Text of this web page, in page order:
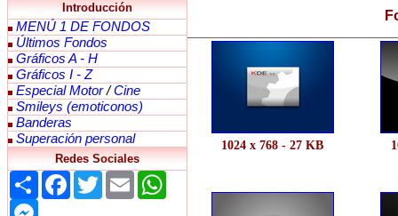
Introducción
MENÚ 1 DE FONDOS
Últimos Fondos
Gráficos A - H
Gráficos I - Z
Especial Motor/Cine
Smileys (emoticonos)
Banderas
Superación personal
Redes Sociales
Share Facebook
TwitterEmail
1024 x 768 - 27 KB